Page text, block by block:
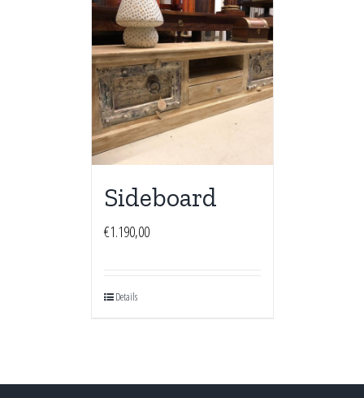
Sideboard
€1.190,00
Details